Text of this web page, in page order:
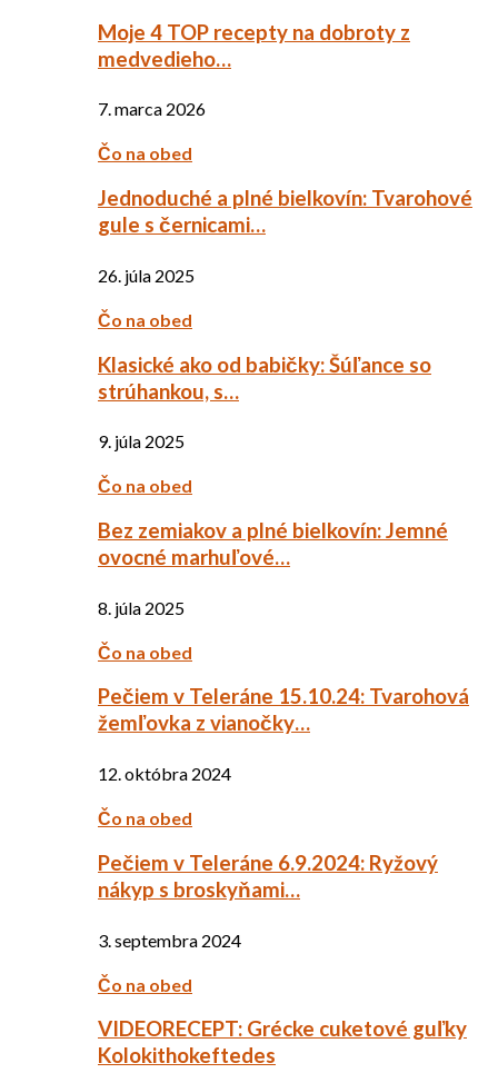
Moje 4 TOP recepty na dobroty z
medvedieho…
7. marca 2026
Čo na obed
Jednoduché a plné bielkovín: Tvarohové
gule s černicami…
26. júla 2025
Čo na obed
Klasické ako od babičky: Šúľance so
strúhankou, s…
9. júla 2025
Čo na obed
Bez zemiakov a plné bielkovín: Jemné
ovocné marhuľové…
8. júla 2025
Čo na obed
Pečiem v Teleráne 15.10.24: Tvarohová
žemľovka z vianočky…
12. októbra 2024
Čo na obed
Pečiem v Teleráne 6.9.2024: Ryžový
nákyp s broskyňami…
3. septembra 2024
Čo na obed
VIDEORECEPT: Grécke cuketové guľky
Kolokithokeftedes